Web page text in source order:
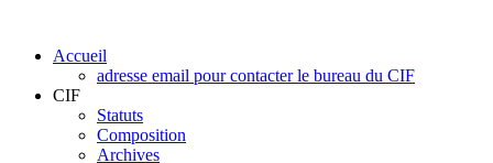
Accueil
adresse email pour contacter le bureau du CIF
CIF
Statuts
Composition
Archives